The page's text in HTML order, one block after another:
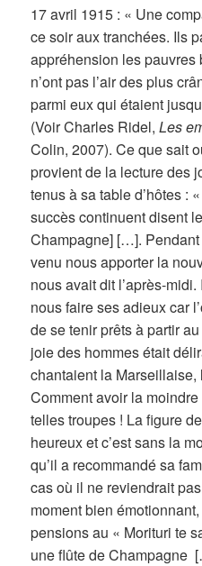
17 avril 1915 : « Une
ce soir aux tranchées. Ils
appréhension les pauvres
n’ont pas l’air des plus
parmi eux qui étaient
(Voir Charles Ridel,Les
Colin, 2007). Ce que sait
provient de la lecture des
tenus à sa table d’hôtes :
succès continuent disent
Champagne] […].
venu nous apporter la
nous avait dit l’après-
nous faire ses adieux car
de se tenir prêts à partir
joie des hommes était
chantaient la
Comment avoir la
telles troupes ! La figure
heureux et c’est sans la
qu’il a recommandé sa
cas où il ne reviendrait
moment bien
pensions au « Morituri te
une flûte de Champagne